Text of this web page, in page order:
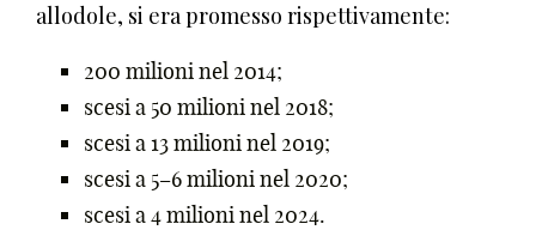
allodole, si era promesso rispettivamente:
200 milioni nel 2014;
scesi a 50 milioni nel 2018;
scesi a 13 milioni nel 2019;
scesi a 5–6 milioni nel 2020;
scesi a 4 milioni nel 2024.